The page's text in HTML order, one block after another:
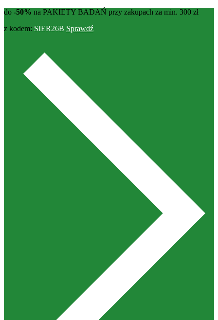
do -50% na PAKIETY BADAŃ przy zakupach za min. 300 zł
z kodem: SIER26B Sprawdź